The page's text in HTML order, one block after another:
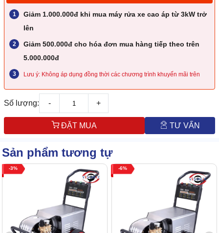
Giảm 1.000.000đ khi mua máy rửa xe cao áp từ 3kW trở
lên
Giảm 500.000đ cho hóa đơn mua hàng tiếp theo trên
5.000.000đ
Lưu ý: Không áp dụng đồng thời các chương trình khuyến mãi trên
Số lượng: - +
ĐẶT MUA TƯ VẤN
Sản phẩm tương tự
3 6